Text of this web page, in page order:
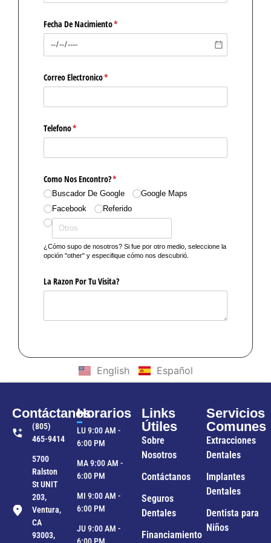
English Español
Contáctanos
(805)
465-9414
5700
Ralston
St UNIT
203,
Ventura,
CA
93003,
Horarios
LU 9:00 AM -
6:00 PM
MA 9:00 AM -
6:00 PM
MI 9:00 AM -
6:00 PM
JU 9:00 AM -
Links
Útiles
Sobre
Nosotros
Contáctanos
Seguros
Dentales
Financiamiento
Servicios
Comunes
Extracciones
Dentales
Implantes
Dentales
Dentista para
Niños